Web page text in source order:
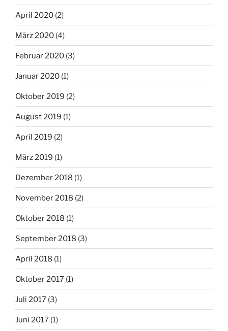
April 2020 (2)
März 2020 (4)
Februar 2020 (3)
Januar 2020 (1)
Oktober 2019 (2)
August 2019 (1)
April 2019 (2)
März 2019 (1)
Dezember 2018 (1)
November 2018 (2)
Oktober 2018 (1)
September 2018 (3)
April 2018 (1)
Oktober 2017 (1)
Juli 2017 (3)
Juni 2017 (1)